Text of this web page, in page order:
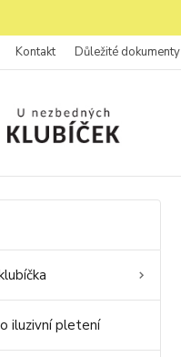
Kontakt Důležité dokumenty
iluzivní pletení